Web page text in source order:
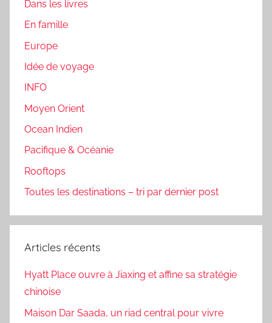
Dans les livres
En famille
Europe
Idée de voyage
INFO
Moyen Orient
Ocean Indien
Pacifique & Océanie
Rooftops
Toutes les destinations – tri par dernier post
Articles récents
Hyatt Place ouvre à Jiaxing et affine sa stratégie
chinoise
Maison Dar Saada, un riad central pour vivre